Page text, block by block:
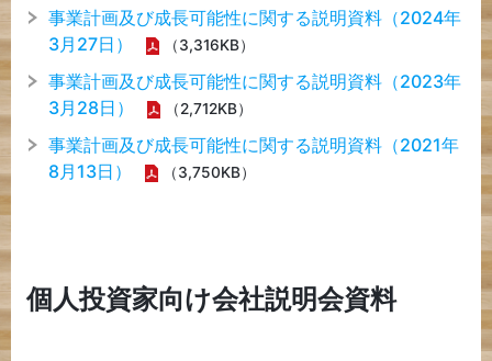
事業計画及び成⾧可能性に関する説明資料（2024年
3月27日）
（3,316KB）
事業計画及び成⾧可能性に関する説明資料（2023年
3月28日）
（2,712KB）
事業計画及び成⾧可能性に関する説明資料（2021年
8月13日）
（3,750KB）
個人投資家向け会社説明会資料